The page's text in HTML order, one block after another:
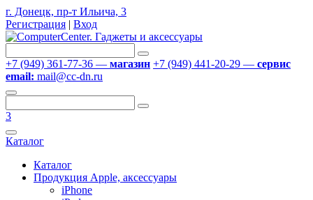
г. Донецк, пр-т Ильича, 3
Регистрация | Вход
+7 (949) 361-77-36 — магазин +7 (949) 441-20-29 — сервис
email: mail@cc-dn.ru
3
Каталог
Каталог
Продукция Apple, аксессуары
iPhone